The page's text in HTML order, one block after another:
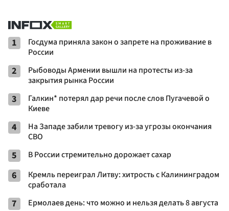
1
Госдума приняла закон о запрете на проживание в
России
2
Рыбоводы Армении вышли на протесты из-за
закрытия рынка России
3
Галкин* потерял дар речи после слов Пугачевой о
Киеве
4
На Западе забили тревогу из-за угрозы окончания
СВО
5 В России стремительно дорожает сахар
6
Кремль переиграл Литву: хитрость с Калининградом
сработала
7 Ермолаев день: что можно и нельзя делать 8 августа